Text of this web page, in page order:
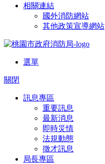
相關連結
國外消防網站
其他政策宣導網站
選單
關閉
訊息專區
重要訊息
最新消息
即時災情
法規動態
徵才訊息
局長專區